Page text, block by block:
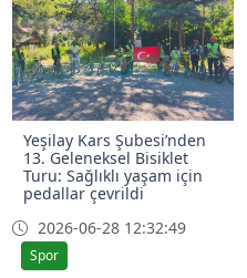
Yeşilay Kars Şubesi’nden
13. Geleneksel Bisiklet
Turu: Sağlıklı yaşam için
pedallar çevrildi
2026-06-28 12:32:49
Spor